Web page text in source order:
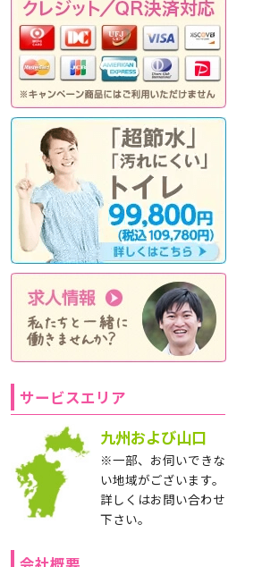
サービスエリア
九州および山口
※一部、お伺いできな
い地域がございます。
詳しくはお問い合わせ
下さい。